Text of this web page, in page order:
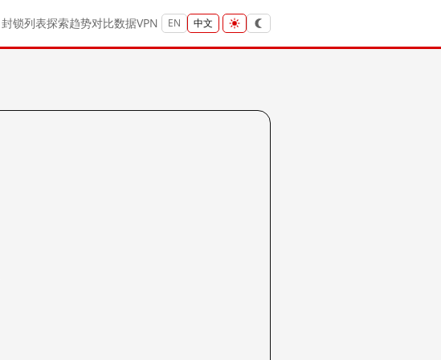
封锁列表探索趋势对比数据VPN EN 中文